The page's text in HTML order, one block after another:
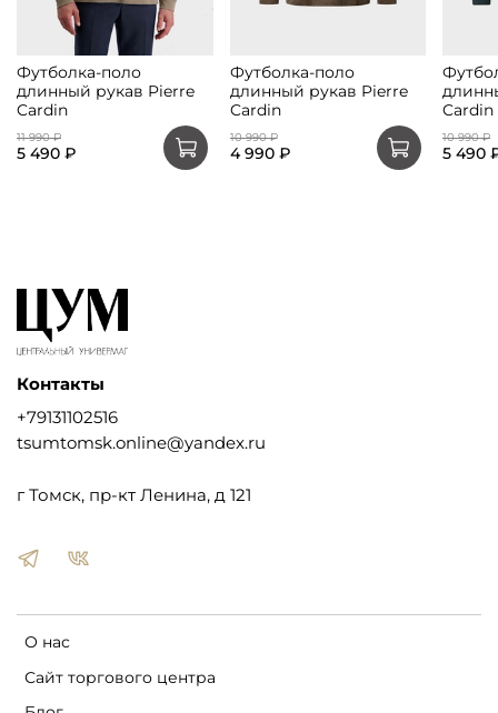
Футболка-поло
длинный рукав Pierre
Cardin
11 990 ₽
5 490 ₽
Футболка-поло
длинный рукав Pierre
Cardin
10 990 ₽
4 990 ₽
Cardin
10 990 ₽
5 490
О нас
Сайт торгового центра
Контакты
+79131102516
tsumtomsk.online@yandex.ru
г Томск, пр-кт Ленина, д 121